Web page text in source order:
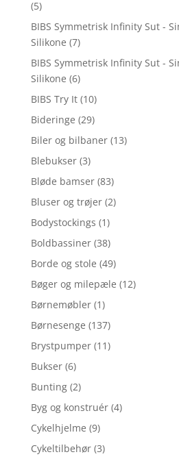
(5)
BIBS Symmetrisk Infinity Sut -
Silikone (7)
BIBS Symmetrisk Infinity Sut -
Silikone (6)
BIBS Try It (10)
Bideringe (29)
Biler og bilbaner (13)
Blebukser (3)
Bløde bamser (83)
Bluser og trøjer (2)
Bodystockings (1)
Boldbassiner (38)
Borde og stole (49)
Bøger og milepæle (12)
Børnemøbler (1)
Børnesenge (137)
Brystpumper (11)
Bukser (6)
Bunting (2)
Byg og konstruér (4)
Cykelhjelme (9)
Cykeltilbehør (3)